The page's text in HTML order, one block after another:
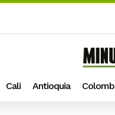
Cali Antioquia